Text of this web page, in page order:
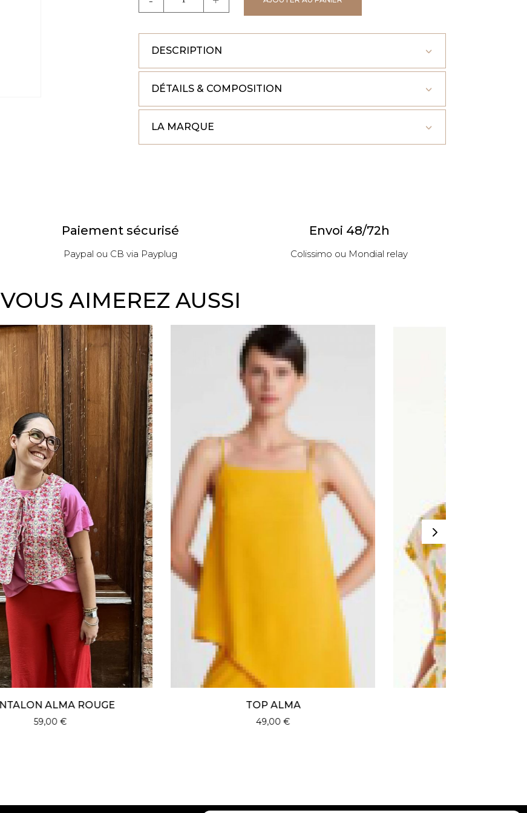
LILA
DESCRIPTION
DÉTAILS & COMPOSITION
LA MARQUE
Paiement sécurisé
Paypal ou CB via Payplug
Envoi 48/72h
Colissimo ou Mondial relay
VOUS AIMEREZ AUSSI
TOP ALMA